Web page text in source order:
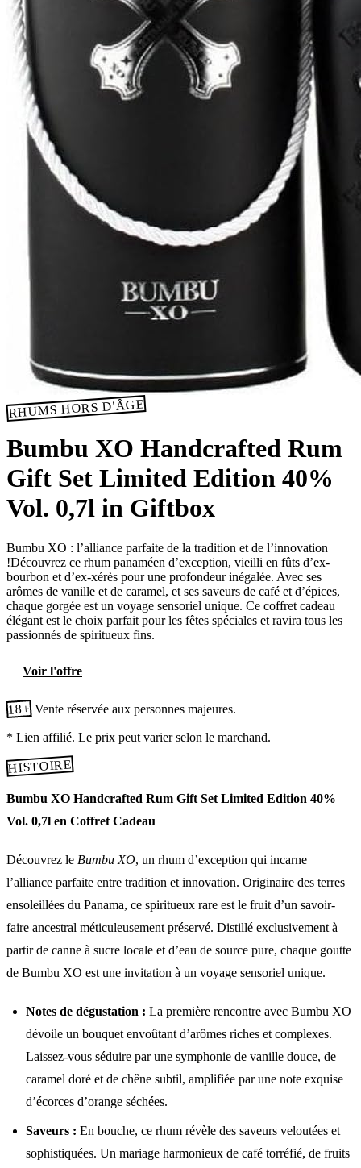
RHUMS HORS D'ÂGE
Bumbu XO Handcrafted Rum
Gift Set Limited Edition 40%
Vol. 0,7l in Giftbox
Bumbu XO : l’alliance parfaite de la tradition et de l’innovation
!Découvrez ce rhum panaméen d’exception, vieilli en fûts d’ex-
bourbon et d’ex-xérès pour une profondeur inégalée. Avec ses
arômes de vanille et de caramel, et ses saveurs de café et d’épices,
chaque gorgée est un voyage sensoriel unique. Ce coffret cadeau
élégant est le choix parfait pour les fêtes spéciales et ravira tous les
passionnés de spiritueux fins.
Voir l'offre
18+ Vente réservée aux personnes majeures.
* Lien affilié. Le prix peut varier selon le marchand.
HISTOIRE
Bumbu XO Handcrafted Rum Gift Set Limited Edition 40%
Vol. 0,7l en Coffret Cadeau
Découvrez le Bumbu XO, un rhum d’exception qui incarne
l’alliance parfaite entre tradition et innovation. Originaire des terres
ensoleillées du Panama, ce spiritueux rare est le fruit d’un savoir-
faire ancestral méticuleusement préservé. Distillé exclusivement à
partir de canne à sucre locale et d’eau de source pure, chaque goutte
de Bumbu XO est une invitation à un voyage sensoriel unique.
Notes de dégustation : La première rencontre avec Bumbu XO
dévoile un bouquet envoûtant d’arômes riches et complexes.
Laissez-vous séduire par une symphonie de vanille douce, de
caramel doré et de chêne subtil, amplifiée par une note exquise
d’écorces d’orange séchées.
Saveurs : En bouche, ce rhum révèle des saveurs veloutées et
sophistiquées. Un mariage harmonieux de café torréfié, de fruits